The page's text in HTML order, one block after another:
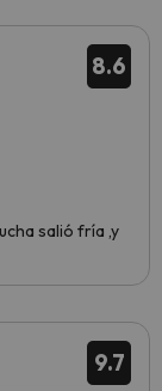
8.6
salió fría ,y
9.7